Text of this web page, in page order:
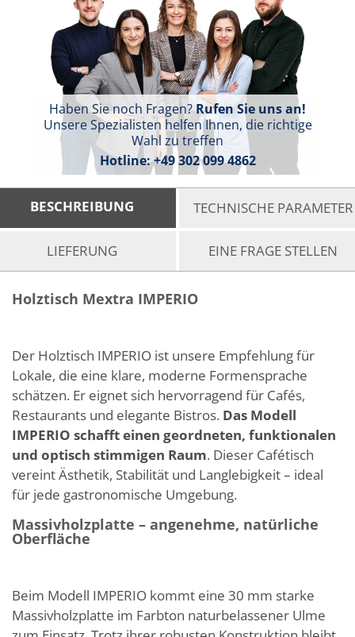
Haben Sie noch Fragen?Rufen Sie uns an!
Unsere Spezialisten helfen Ihnen, die richtige
Wahl zu treffen
Hotline:+49 302 099 4862
BESCHREIBUNG TECHNISCHE PARAMETER
LIEFERUNG EINE FRAGE STELLEN
Holztisch Mextra IMPERIO
Der Holztisch IMPERIO ist unsere Empfehlung für
Lokale, die eine klare, moderne Formensprache
schätzen. Er eignet sich hervorragend für Cafés,
Restaurants und elegante Bistros. Das Modell
IMPERIO schafft einen geordneten, funktionalen
und optisch stimmigen Raum. Dieser Cafétisch
vereint Ästhetik, Stabilität und Langlebigkeit – ideal
für jede gastronomische Umgebung.
Massivholzplatte – angenehme, natürliche
Oberfläche
Beim Modell IMPERIO kommt eine 30 mm starke
Massivholzplatte im Farbton naturbelassener Ulme